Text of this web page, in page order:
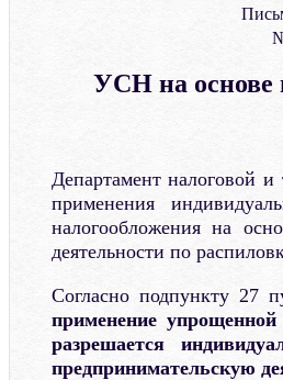
УСН на основе
Департамент налоговой
применения
налогообложения на
деятельности по
Согласно подпункту 27
применение
разрешается
предпринимательскую